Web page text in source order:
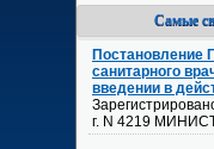
Самые
Постановление
санитарного
введении в
г. N 4219